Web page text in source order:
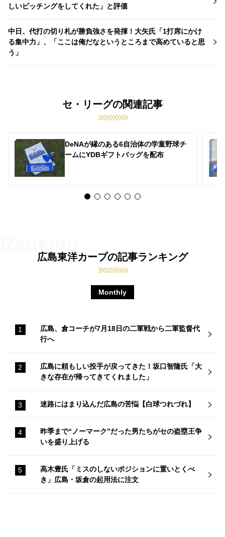
しいピッチングをしてくれた」と評価
中日、代打の切り札が勝負強さを発揮！大矢氏「1打席にかけ
る集中力」、「ここは俺だなというところまで高めていると思
う」
セ・リーグの関連記事
DeNAが縁のある6自治体の学童野球チ
ームにYDBギフトバッグを配布
広島東洋カープの記事ランキング
Monthly
広島、倉コーチが7月18日の二軍戦から二軍監督代
行へ
広島に頼もしい投手が戻ってきた！坂口智隆氏「大
きな存在が帰ってきてくれました」
迷路にはまり込んだ広島の苦悩【白球つれづれ】
昨季まで“ノーマーク”だった男たちがセの盗塁王争
いを盛り上げる
高木豊氏「ミスのしないポジションに置いとくべ
き」広島・坂倉の起用法に注文